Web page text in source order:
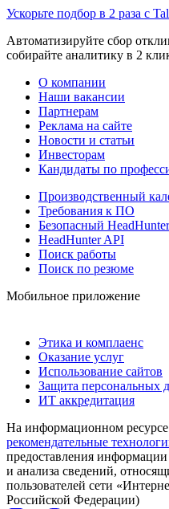
Ускорьте подбор в 2 раза с
Автоматизируйте сбор
собирайте аналитику в 2
О компании
Наши вакансии
Партнерам
Реклама на сайте
Новости и статьи
Инвесторам
Кандидаты по
Производственный
Требования к ПО
Безопасный HeadHunter
HeadHunter API
Поиск работы
Поиск по резюме
Мобильное приложение
Этика и комплаенс
Оказание услуг
Использование сайтов
Защита персональных
ИТ аккредитация
На информационном
рекомендательные
предоставления информации
и анализа сведений,
пользователей сети
Российской Федерации)